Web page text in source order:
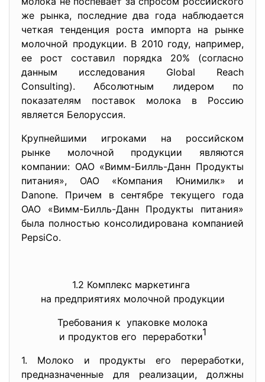
же рынка, последние два года наблюдается
четкая тенденция роста импорта на рынке
молочной продукции. В 2010 году, например,
ее рост составил порядка 20% (согласно
данным исследования Global Reach
Consulting). Абсолютным лидером по
показателям поставок молока в Россию
является Белоруссия.
Крупнейшими игроками на российском
рынке молочной продукции являются
компании: ОАО «Вимм-Билль-Данн Продукты
питания», ОАО «Компания Юнимилк» и
Danone. Причем в сентябре текущего года
ОАО «Вимм-Билль-Данн Продукты питания»
была полностью консолидирована компанией
PepsiCo.
1.2 Комплекс маркетинга
на предприятиях молочной продукции
Требования к упаковке молока
и продуктов его переработки1
1. Молоко и продукты его переработки,
предназначенные для реализации, должны